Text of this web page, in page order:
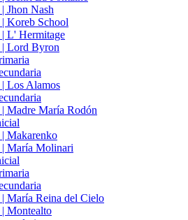
Jhon Nash
Koreb School
L' Hermitage
Lord Byron
Los Alamos
Madre María Rodón
Makarenko
María Molinari
María Reina del Cielo
Montealto